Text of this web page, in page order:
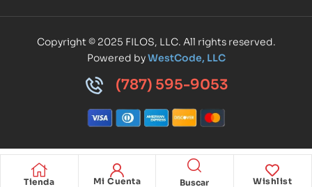
Tienda Mi Cuenta Wishlist
Copyright © 2025 FILOS, LLC. All rights reserved.
Powered byWestCode, LLC
(787) 595-9053